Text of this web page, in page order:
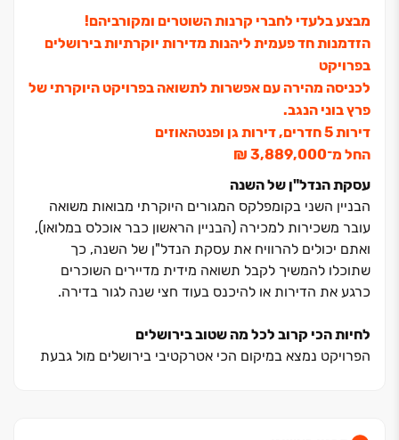
מבצע בלעדי לחברי קרנות השוטרים ומקורביהם!
הזדמנות חד פעמית ליהנות מדירות יוקרתיות בירושלים
בפרויקט
לכניסה מהירה עם אפשרות לתשואה בפרויקט היוקרתי של
פרץ בוני הנגב.
דירות ‏5 חדרים, דירות גן ופנטהאוזים
החל מ־‏3,889,000 ‏₪
עסקת הנדל"ן של השנה
הבניין השני בקומפלקס המגורים היוקרתי מבואות משואה
עובר משכירות למכירה (הבניין הראשון כבר אוכלס במלואו),
ואתם יכולים להרוויח את עסקת הנדל"ן של השנה, כך
שתוכלו להמשיך לקבל תשואה מידית מדיירים השוכרים
כרגע את הדירות או להיכנס בעוד חצי שנה לגור בדירה.
לחיות הכי קרוב לכל מה שטוב בירושלים
הפרויקט נמצא במיקום הכי אטרקטיבי בירושלים מול גבעת